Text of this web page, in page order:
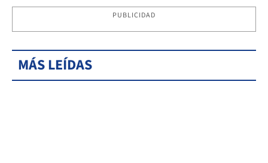
PUBLICIDAD
MÁS LEÍDAS